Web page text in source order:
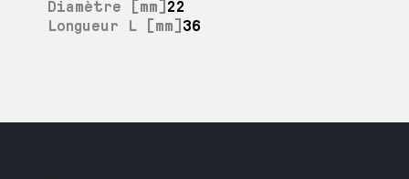
Diamètre [mm]22
Longueur L [mm]36